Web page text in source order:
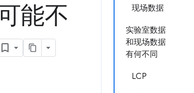
现场数据
实验室数据
和现场数据
有何不同
LCP
能不